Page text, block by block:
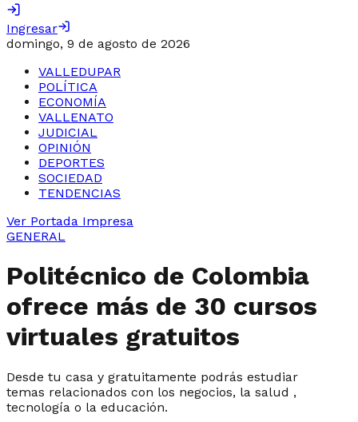
Ingresar
domingo, 9 de agosto de 2026
VALLEDUPAR
POLÍTICA
ECONOMÍA
VALLENATO
JUDICIAL
OPINIÓN
DEPORTES
SOCIEDAD
TENDENCIAS
Ver Portada Impresa
GENERAL
Politécnico de Colombia
ofrece más de 30 cursos
virtuales gratuitos
Desde tu casa y gratuitamente podrás estudiar
temas relacionados con los negocios, la salud ,
tecnología o la educación.